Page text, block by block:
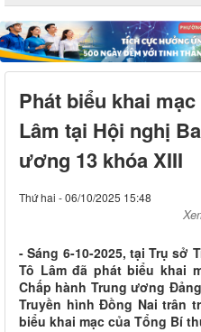
Phát biểu khai
Lâm tại Hội nghị
ương 13 khóa XIII
Thứ hai - 06/10/2025 15:48
- Sáng 6-10-2025, tại Trụ
Tô Lâm đã phát biểu khai
Chấp hành Trung ương
Truyền hình Đồng Nai trân
biểu khai mạc của Tổng Bí